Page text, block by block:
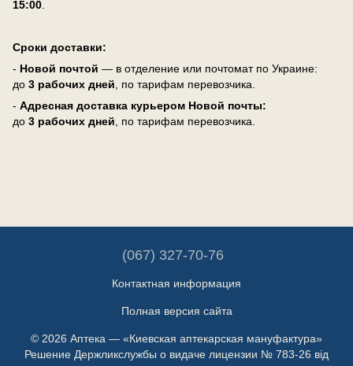
15:00
Сроки доставки:
- Новой почтой — в отделение или почтомат по Украине:
до 3 рабочих дней , по тарифам перевозчика.
- Адресная доставка курьером Новой почты:
до 3 рабочих дней , по тарифам перевозчика.
(067) 327-70-76
Контактная информация
Полная версия сайта
© 2026 Аптека — «Киевская аптекарская мануфактура»
Решение Держликслужбы о видаче лицензии № 783-26 від